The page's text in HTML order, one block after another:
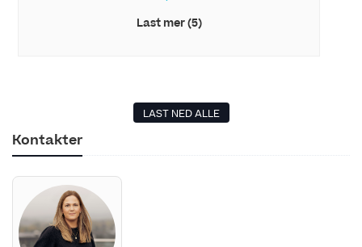
Last mer (5)
LAST NED ALLE
Kontakter